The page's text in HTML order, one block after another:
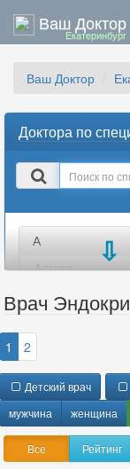
Ваш Доктор
Екатеринбург
Ваш Доктор
Доктора по
Поиск
в
А
Акушер
Аллерголог
Ангиохирург
Анестезиолог
Анестезиолог-
Аритмолог
Артролог
Врач
1 2
Детский врач
мужчина
женщина
Все Рейтинг